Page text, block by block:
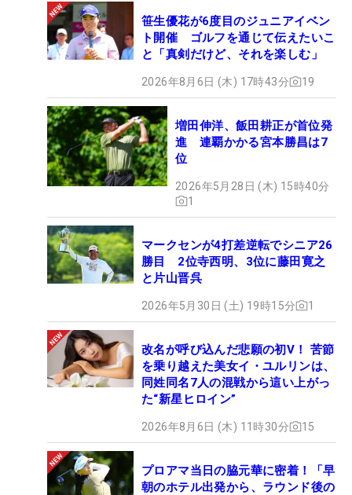
笹生優花が6度目のジュニアイベン
ト開催 ゴルフを通じて伝えたいこ
と「真剣だけど、それを楽しむ」
2026年8月6日 (木) 17時43分 19
増田伸洋、飯田耕正が首位発
進 連覇かかる宮本勝昌は7
位
2026年5月28日 (木) 15時40分
1
マークセンが4打差逆転でシニア26
勝目 2位寺西明、3位に藤田寛之
と片山晋呉
2026年5月30日 (土) 19時15分 1
改名が呼び込んだ悲願の初V！ 苦節
を乗り越えた美女イ・ユルリンは、
同姓同名7人の混戦から這い上がっ
た“新星ヒロイン”
2026年8月6日 (木) 11時30分 15
プロアマ当日の脇元華に密着！「早
朝のホテル出発から、ラウンド後の